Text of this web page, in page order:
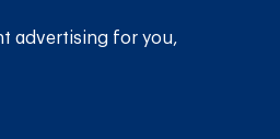
advertising for you,